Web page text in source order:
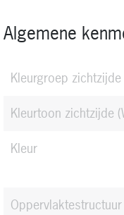
Algemene
Kleurgroep zichtzijde
Kleurtoon zichtzijde
Kleur